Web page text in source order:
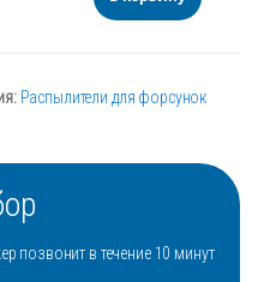
Распылители для форсунок
позвонит в течение 10 минут